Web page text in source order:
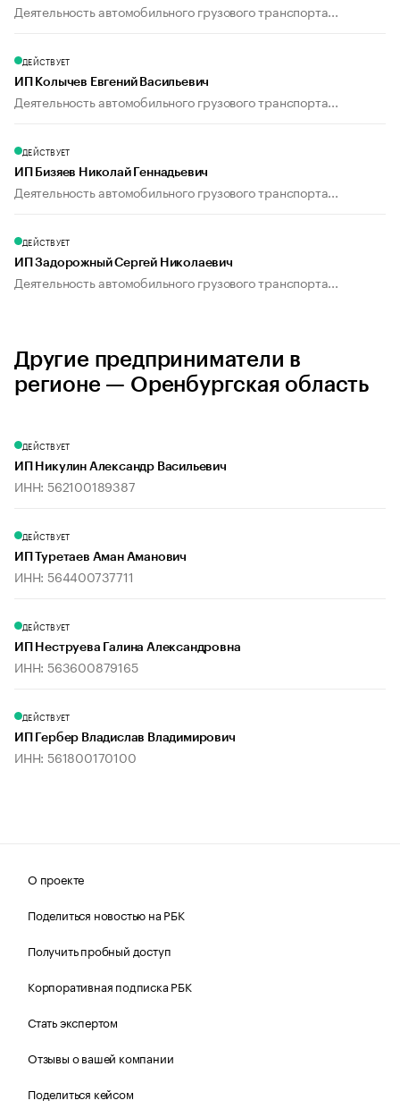
Деятельность автомобильного грузового транспорта...
ДЕЙСТВУЕТ
ИП Колычев Евгений Васильевич
Деятельность автомобильного грузового транспорта...
ДЕЙСТВУЕТ
ИП Бизяев Николай Геннадьевич
Деятельность автомобильного грузового транспорта...
ДЕЙСТВУЕТ
ИП Задорожный Сергей Николаевич
Деятельность автомобильного грузового транспорта...
Другие предприниматели в
регионе — Оренбургская область
ДЕЙСТВУЕТ
ИП Никулин Александр Васильевич
ИНН: 562100189387
ДЕЙСТВУЕТ
ИП Туретаев Аман Аманович
ИНН: 564400737711
ДЕЙСТВУЕТ
ИП Неструева Галина Александровна
ИНН: 563600879165
ДЕЙСТВУЕТ
ИП Гербер Владислав Владимирович
ИНН: 561800170100
О проекте
Поделиться новостью на РБК
Получить пробный доступ
Корпоративная подписка РБК
Стать экспертом
Отзывы о вашей компании
Поделиться кейсом